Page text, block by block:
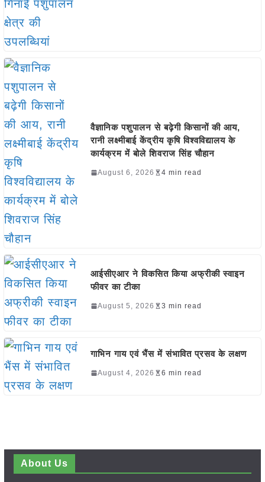
वैज्ञानिक पशुपालन से बढ़ेगी किसानों की आय,
रानी लक्ष्मीबाई केंद्रीय कृषि विश्वविद्यालय के
कार्यक्रम में बोले शिवराज सिंह चौहान
August 6, 2026 4 min read
आईसीएआर ने विकसित किया अफ्रीकी स्वाइन
फीवर का टीका
August 5, 2026 3 min read
गाभिन गाय एवं भैंस में संभावित प्रसव के लक्षण
August 4, 2026 6 min read
About Us